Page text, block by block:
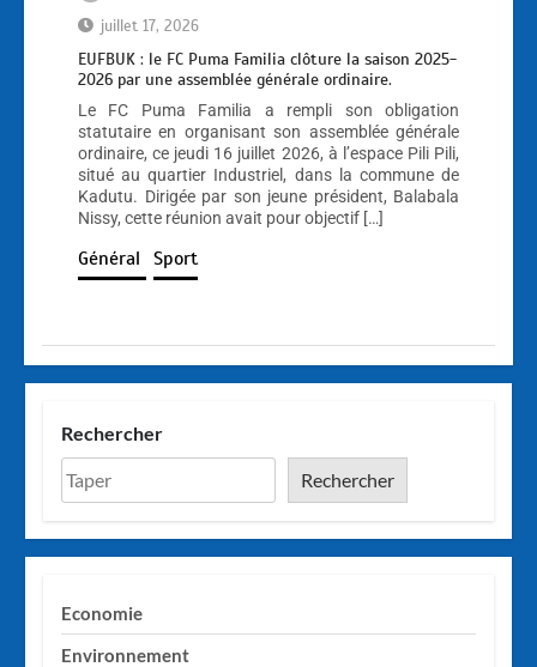
juillet 17, 2026
EUFBUK : le FC Puma Familia clôture la saison 2025-
2026 par une assemblée générale ordinaire.
Le FC Puma Familia a rempli son obligation
statutaire en organisant son assemblée générale
ordinaire, ce jeudi 16 juillet 2026, à l’espace Pili Pili,
situé au quartier Industriel, dans la commune de
Kadutu. Dirigée par son jeune président, Balabala
Nissy, cette réunion avait pour objectif […]
Général Sport
Rechercher
Rechercher
Economie
Environnement